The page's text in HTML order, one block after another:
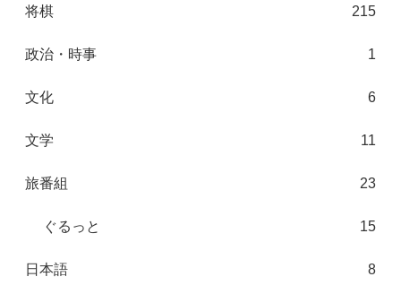
将棋 215
政治・時事 1
文化 6
文学 11
旅番組 23
ぐるっと 15
日本語 8